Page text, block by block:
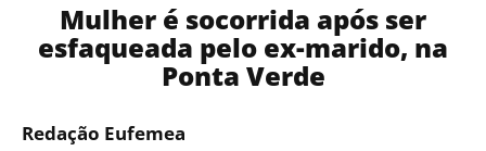
Mulher é socorrida após ser
esfaqueada pelo ex-marido, na
Ponta Verde
Redação Eufemea